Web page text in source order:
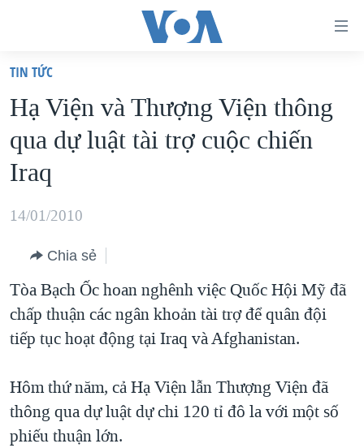
truy
cập
Tới
nội
chính
hướng
chính
Đi
"Tìm"
VIỆT NAM
HOA KỲ
BIỂN ĐÔNG
THẾ GIỚI
DIỄN ĐÀN
MỤC
TỰ DO BÁO CHÍ
VẠCH TRẦN TIN GIẢ
NGƯỜI VIỆT HẢI NGOẠI
ĐỜI SỐNG
KINH TẾ
CHUYÊN ĐỀ
CHIẾN TRANH THƯƠNG MẠI CỦA MỸ: QUÁ KHỨ VÀ HIỆN
HÀNH TRÌNH BẦU CỬ 2024
MỘT NĂM CHIẾN TRANH TẠI DẢI GAZA
HỌC TIẾNG ANH
VIDEO
NGHE
TIN TỨC
Hạ Viện và Thượng Viện thông
qua dự luật tài trợ cuộc chiến
Iraq
14/01/2010
Chia sẻ
Tòa Bạch Ốc hoan nghênh việc Quốc Hội Mỹ đã
chấp thuận các ngân khoản tài trợ để quân đội
tiếp tục hoạt động tại Iraq và Afghanistan.
Hôm thứ năm, cả Hạ Viện lẫn Thượng Viện đã
thông qua dự luật dự chi 120 tỉ đô la với một số
phiếu thuận lớn.